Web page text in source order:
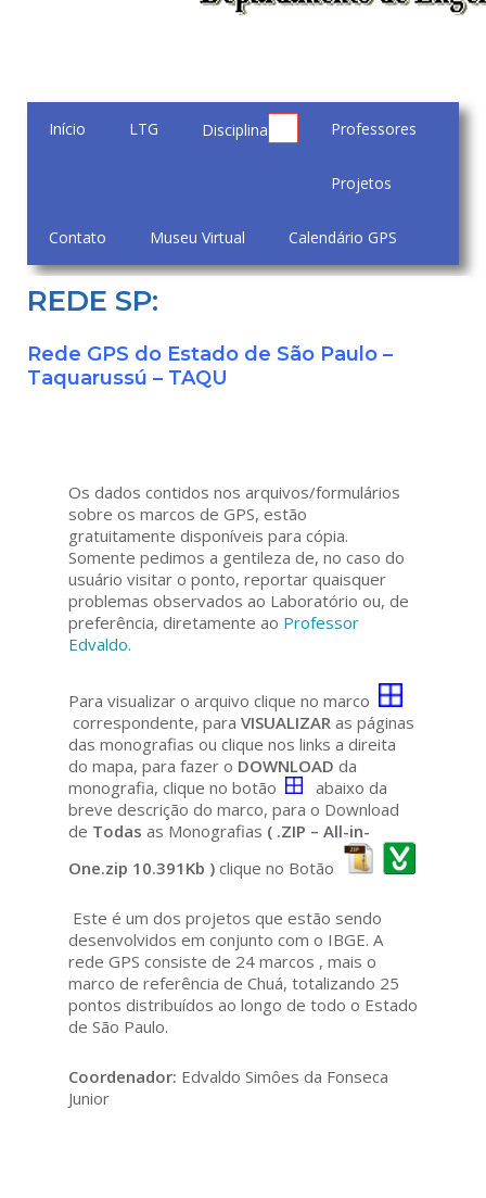
Início LTG Disciplinas Professores
Projetos
Contato Museu Virtual Calendário GPS
REDE SP:
Rede GPS do Estado de São Paulo –
Taquarussú – TAQU
Os dados contidos nos arquivos/formulários
sobre os marcos de GPS, estão
gratuitamente disponíveis para cópia.
Somente pedimos a gentileza de, no caso do
usuário visitar o ponto, reportar quaisquer
problemas observados ao Laboratório ou, de
preferência, diretamente ao Professor
Edvaldo.
Para visualizar o arquivo clique no marco
correspondente, para VISUALIZAR as páginas
das monografias ou clique nos links a direita
do mapa, para fazer o DOWNLOAD da
monografia, clique no botão
abaixo da
breve descrição do marco, para o Download
de Todas as Monografias ( .ZIP – All-in-
One.zip 10.391Kb ) clique no Botão
Este é um dos projetos que estão sendo
desenvolvidos em conjunto com o IBGE. A
rede GPS consiste de 24 marcos , mais o
marco de referência de Chuá, totalizando 25
pontos distribuídos ao longo de todo o Estado
de São Paulo.
Coordenador: Edvaldo Simôes da Fonseca
Junior